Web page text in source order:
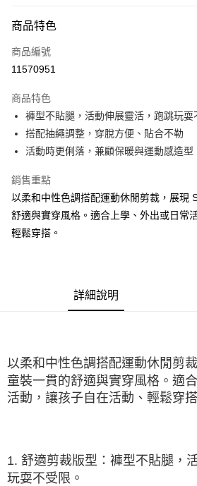
信用卡一次付款
LINE Pay
相關說明
【大哥付你分期使用說明】
1.本服務由台灣大哥大提供，台灣大哥大用戶可
2.付款方式選擇「大哥付你分期」，訂單成立後
流程，驗證手機門號後，選擇欲分期的期數、
3.實際核准額度、可分期數及費用金額請依後續
4.訂單成立30分鐘內，如未前往確認交易或遇
消。如遇「轉專審核」未通過狀況，表示未達
法說明評估內容。
【繳款方式說明】
2.基於同意付款使用「大哥付你分期」之契約
資料（包含姓名、電話或地址）提供予台灣大
由本公司與您本人進行分期帳單所需資料之確
3.完整用戶服務條款，請詳閱以下連結：https://
ATM付款
宅配
商品特色
商品編號
11570951
商品特色
褲型不貼腿，活動伸展靈活，跑跳玩耍
搭配抽繩調整，穿脫方便、貼合不勒
活動時更俐落，兼顧保暖與運動感造型
銷售重點
以柔和中性色調搭配運動休閒剪裁，展現
舒適與實穿風格。適合上學、外出或日常
輕鬆穿搭。
詳細說明
以柔和中性色調搭配運動休閒剪
童裝一貫的舒適與實穿風格。適
活動，讓孩子自在活動、輕鬆穿搭
1. 舒適剪裁版型：褲型不貼腿，
玩耍不受限。